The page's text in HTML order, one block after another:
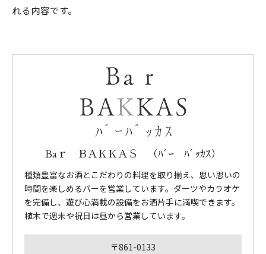
れる内容です。
Baｒ ＢＡＫＫＡＳ （ﾊﾞｰ ﾊﾞｯｶｽ）
種類豊富なお酒とこだわりの料理を取り揃え、思い思いの
時間を楽しめるバーを営業しています。ダーツやカラオケ
を完備し、遊び心満載の設備をお酒片手に満喫できます。
植木で週末や祝日は昼から営業しています。
〒861-0133